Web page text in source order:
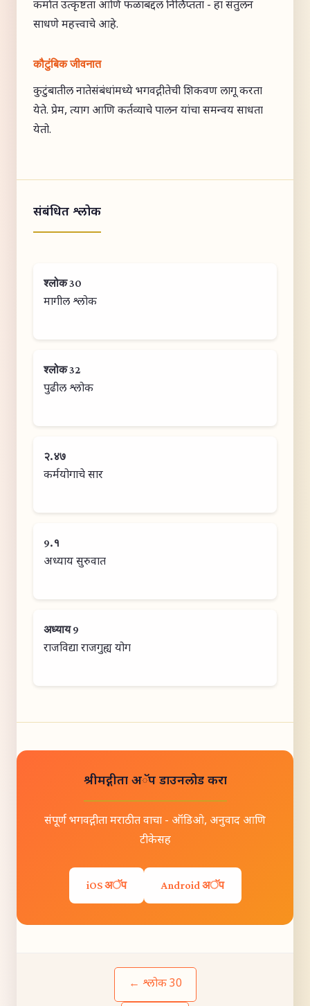
कर्मात उत्कृष्टता आणि फळाबद्दल निर्लिप्तता - हा संतुलन
साधणे महत्त्वाचे आहे.
कौटुंबिक जीवनात
कुटुंबातील नातेसंबंधांमध्ये भगवद्गीतेची शिकवण लागू करता
येते. प्रेम, त्याग आणि कर्तव्याचे पालन यांचा समन्वय साधता
येतो.
संबंधित श्लोक
श्लोक 30
मागील श्लोक
श्लोक 32
पुढील श्लोक
२.४७
कर्मयोगाचे सार
9.१
अध्याय सुरुवात
अध्याय 9
राजविद्या राजगुह्य योग
श्रीमद्गीता अॅप डाउनलोड करा
संपूर्ण भगवद्गीता मराठीत वाचा - ऑडिओ, अनुवाद आणि
टीकेसह
iOS अॅप Android अॅप
← श्लोक 30